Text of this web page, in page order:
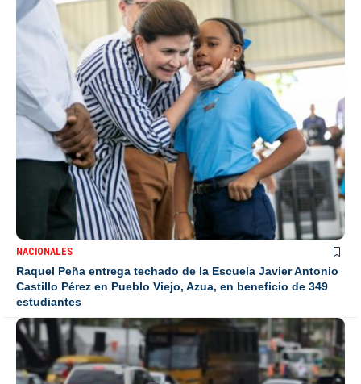
NACIONALES
Raquel Peña entrega techado de la Escuela Javier Antonio
Castillo Pérez en Pueblo Viejo, Azua, en beneficio de 349
estudiantes